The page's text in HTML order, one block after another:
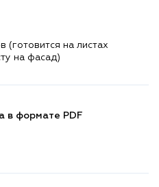
на листах
на фасад)
в формате PDF